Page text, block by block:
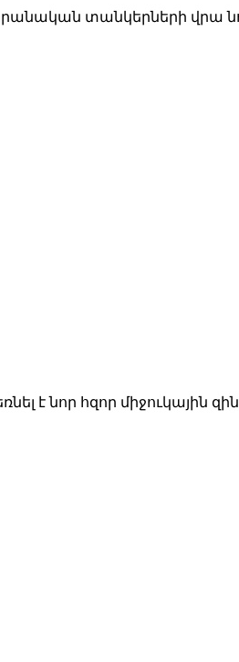
տանկերների վրա
է նոր հզոր միջուկային